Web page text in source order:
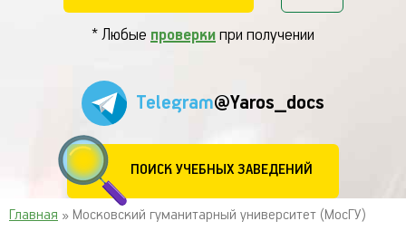
* Любые проверки при получении
Telegram@Yaros_docs
ПОИСК УЧЕБНЫХ ЗАВЕДЕНИЙ
Главная » Московский гуманитарный университет (МосГУ)